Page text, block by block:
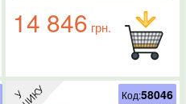
14 846 грн.
Код:58046